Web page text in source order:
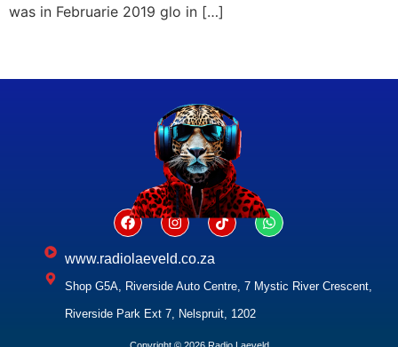
was in Februarie 2019 glo in […]
www.radiolaeveld.co.za
Shop G5A, Riverside Auto Centre, 7 Mystic River Crescent,
Riverside Park Ext 7, Nelspruit, 1202